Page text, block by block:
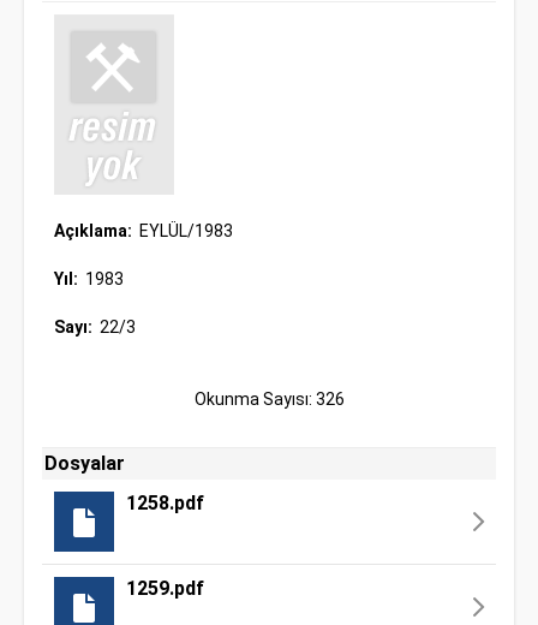
Açıklama: EYLÜL/1983
Yıl: 1983
Sayı: 22/3
Okunma Sayısı: 326
Dosyalar
1258.pdf
1259.pdf